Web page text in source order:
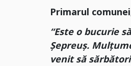
Primarul
“Este o bucurie
Șepreuș.
venit să